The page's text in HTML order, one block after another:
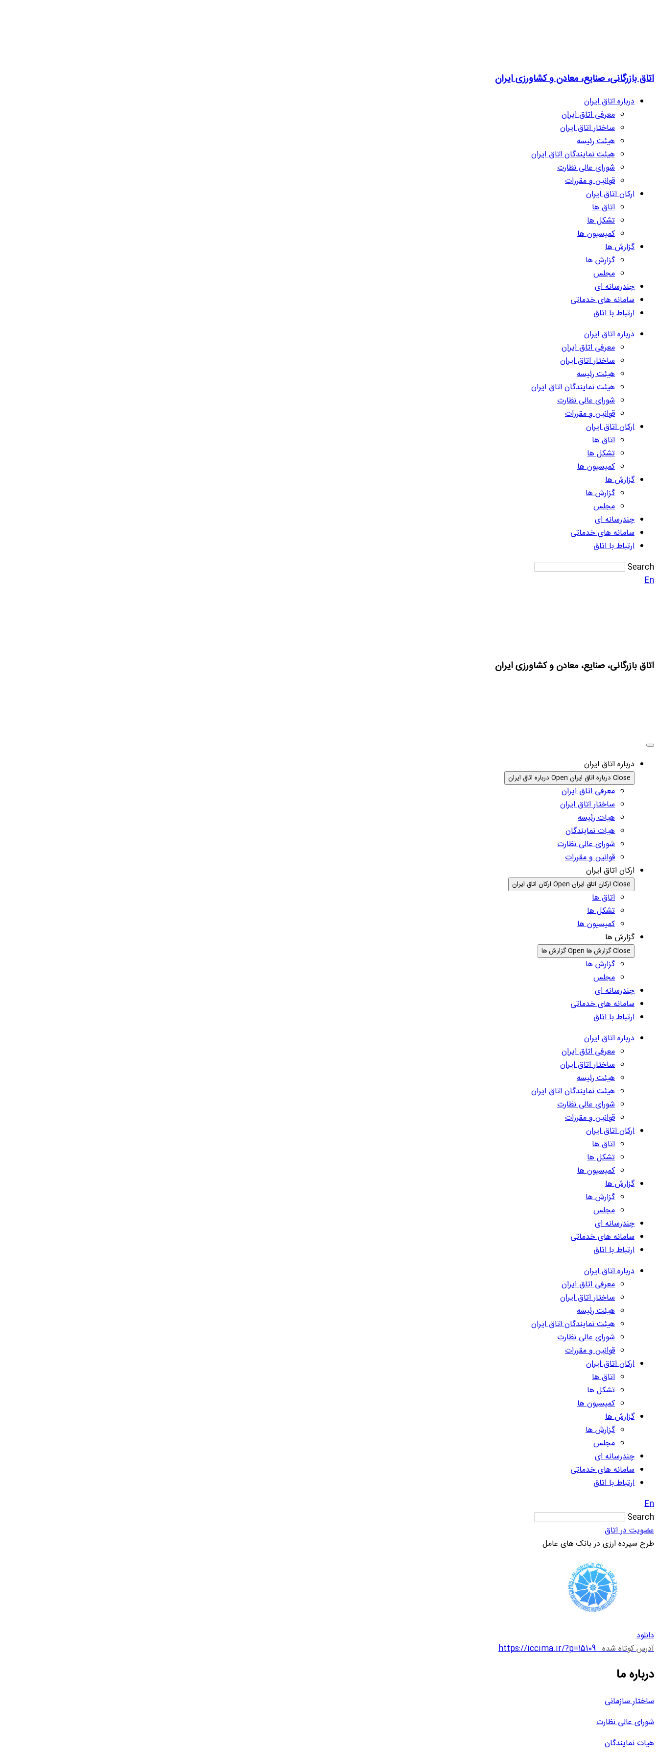
اتاق بازرگانی، صنایع، معادن و کشاورزی ایران
درباره اتاق ایران
معرفی اتاق ایران
ساختار اتاق ایران
هیئت رئیسه
هیئت نمایندگان اتاق ایران
شورای عالی نظارت
قوانین و مقررات
ارکان اتاق ایران
اتاق ها
تشکل ها
کمیسیون ها
گزارش ها
گزارش ها
مجلس
چندرسانه ای
سامانه های خدماتی
ارتباط با اتاق
درباره اتاق ایران
معرفی اتاق ایران
ساختار اتاق ایران
هیئت رئیسه
هیئت نمایندگان اتاق ایران
شورای عالی نظارت
قوانین و مقررات
ارکان اتاق ایران
اتاق ها
تشکل ها
کمیسیون ها
گزارش ها
گزارش ها
مجلس
چندرسانه ای
سامانه های خدماتی
ارتباط با اتاق
Search
En
اتاق بازرگانی، صنایع، معادن و کشاورزی ایران
درباره اتاق ایران
Close درباره اتاق ایران Open درباره اتاق ایران
معرفی اتاق ایران
ساختار اتاق ایران
هیات رئیسه
هیات نمایندگان
شورای عالی نظارت
قوانین و مقررات
ارکان اتاق ایران
Close ارکان اتاق ایران Open ارکان اتاق ایران
اتاق ها
تشکل ها
کمیسیون ها
گزارش ها
Close گزارش ها Open گزارش ها
گزارش ها
مجلس
چندرسانه ای
سامانه های خدماتی
ارتباط با اتاق
درباره اتاق ایران
معرفی اتاق ایران
ساختار اتاق ایران
هیئت رئیسه
هیئت نمایندگان اتاق ایران
شورای عالی نظارت
قوانین و مقررات
ارکان اتاق ایران
اتاق ها
تشکل ها
کمیسیون ها
گزارش ها
گزارش ها
مجلس
چندرسانه ای
سامانه های خدماتی
ارتباط با اتاق
درباره اتاق ایران
معرفی اتاق ایران
ساختار اتاق ایران
هیئت رئیسه
هیئت نمایندگان اتاق ایران
شورای عالی نظارت
قوانین و مقررات
ارکان اتاق ایران
اتاق ها
تشکل ها
کمیسیون ها
گزارش ها
گزارش ها
مجلس
چندرسانه ای
سامانه های خدماتی
ارتباط با اتاق
En
Search
عضویت در اتاق
طرح سپرده ارزی در بانک های عامل
دانلود
آدرس کوتاه شده :https://iccima.ir/?p=15109
درباره ما
ساختار سازمانی
شورای عالی نظارت
هیات نمایندگان